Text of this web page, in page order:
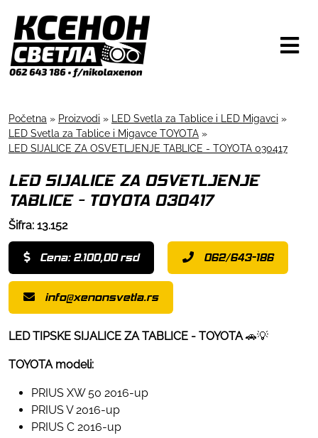
Početna » Proizvodi » LED Svetla za Tablice i LED Migavci »
LED Svetla za Tablice i Migavce TOYOTA »
LED SIJALICE ZA OSVETLJENJE TABLICE - TOYOTA 030417
LED SIJALICE ZA OSVETLJENJE
TABLICE - TOYOTA 030417
Šifra: 13.152
Cena: 2.100,00 rsd 062/643-186
info@xenonsvetla.rs
LED TIPSKE SIJALICE ZA TABLICE - TOYOTA 🚗💡
TOYOTA modeli:
PRIUS XW 50 2016-up
PRIUS V 2016-up
PRIUS C 2016-up